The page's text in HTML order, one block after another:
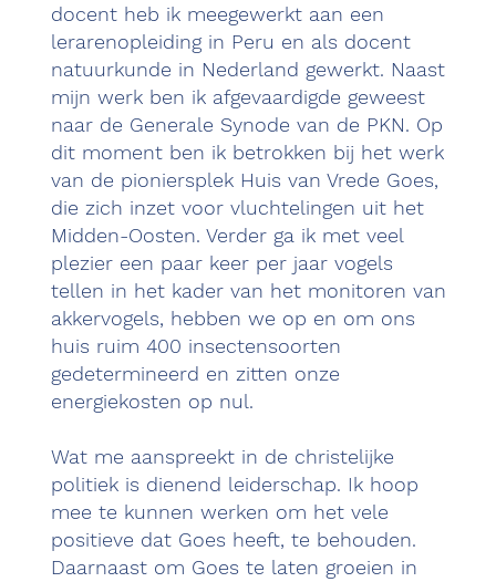
docent heb ik meegewerkt aan een
lerarenopleiding in Peru en als docent
natuurkunde in Nederland gewerkt. Naast
mijn werk ben ik afgevaardigde geweest
naar de Generale Synode van de PKN. Op
dit moment ben ik betrokken bij het werk
van de pioniersplek Huis van Vrede Goes,
die zich inzet voor vluchtelingen uit het
Midden-Oosten. Verder ga ik met veel
plezier een paar keer per jaar vogels
tellen in het kader van het monitoren van
akkervogels, hebben we op en om ons
huis ruim 400 insectensoorten
gedetermineerd en zitten onze
energiekosten op nul.
Wat me aanspreekt in de christelijke
politiek is dienend leiderschap. Ik hoop
mee te kunnen werken om het vele
positieve dat Goes heeft, te behouden.
Daarnaast om Goes te laten groeien in